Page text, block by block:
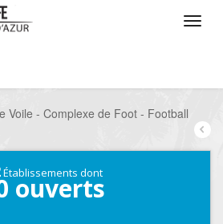
Voile - Complexe de Foot - Football
Établissements dont
ouverts